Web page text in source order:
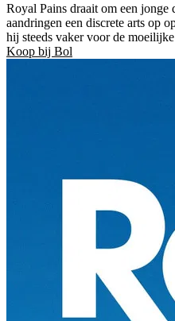
Royal Pains draait om een
aandringen een discrete arts op
hij steeds vaker voor de
Koop bij Bol